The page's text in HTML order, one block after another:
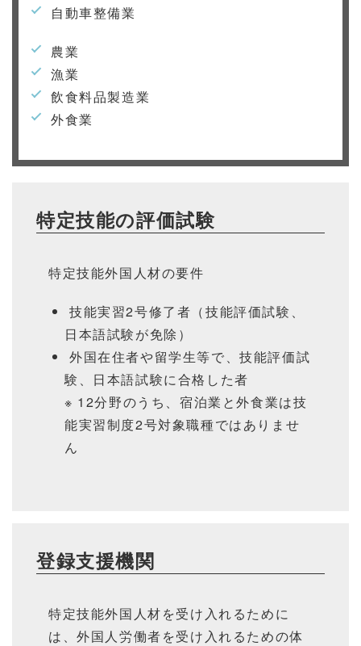
自動車整備業
農業
漁業
飲食料品製造業
外食業
特定技能の評価試験
特定技能外国人材の要件
技能実習2号修了者（技能評価試験、
日本語試験が免除）
外国在住者や留学生等で、技能評価試
験、日本語試験に合格した者
※ 12分野のうち、宿泊業と外食業は技
能実習制度2号対象職種ではありませ
ん
登録支援機関
特定技能外国人材を受け入れるために
は、外国人労働者を受け入れるための体